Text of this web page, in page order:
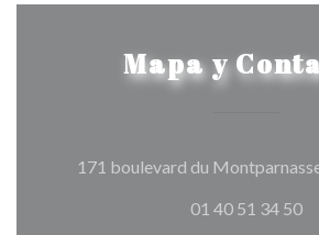
Mapa y
171 boulevard du
01 40 51 34 50